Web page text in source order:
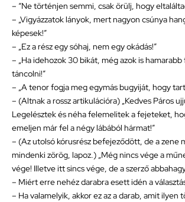
– “Ne történjen semmi, csak örülj, hogy
– „Vigyázzatok lányok, mert nagyon csúnya
képesek!”
– „Ez a rész egy sóhaj, nem egy okádás!”
– „Ha idehozok 30 bikát, még azok is
táncolni!”
– „A tenor fogja meg egymás bugyiját, hogy
– (Altnak a rossz artikulációra) „Kedves Páros
Legelésztek és néha felemelitek a fejeteket,
emeljen már fel a négy lábából hármat!”
– (Az utolsó kórusrész befejeződött, de a zene
mindenki zörög, lapoz.) „Még nincs vége a
vége! Illetve itt sincs vége, de a szerző
– Miért erre nehéz darabra esett idén a
– Ha valamelyik, akkor ez az a darab, amit ilyen